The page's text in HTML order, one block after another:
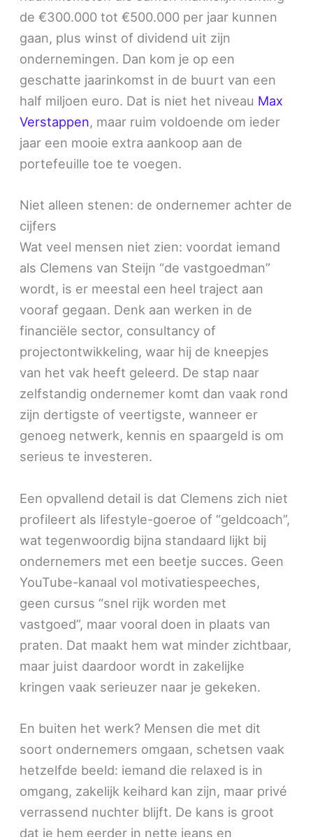
de €300.000 tot €500.000 per jaar kunnen
gaan, plus winst of dividend uit zijn
ondernemingen. Dan kom je op een
geschatte jaarinkomst in de buurt van een
half miljoen euro. Dat is niet het niveau Max
Verstappen, maar ruim voldoende om ieder
jaar een mooie extra aankoop aan de
portefeuille toe te voegen.
Niet alleen stenen: de ondernemer achter de
cijfers
Wat veel mensen niet zien: voordat iemand
als Clemens van Steijn “de vastgoedman”
wordt, is er meestal een heel traject aan
vooraf gegaan. Denk aan werken in de
financiële sector, consultancy of
projectontwikkeling, waar hij de kneepjes
van het vak heeft geleerd. De stap naar
zelfstandig ondernemer komt dan vaak rond
zijn dertigste of veertigste, wanneer er
genoeg netwerk, kennis en spaargeld is om
serieus te investeren.
Een opvallend detail is dat Clemens zich niet
profileert als lifestyle-goeroe of “geldcoach”,
wat tegenwoordig bijna standaard lijkt bij
ondernemers met een beetje succes. Geen
YouTube-kanaal vol motivatiespeeches,
geen cursus “snel rijk worden met
vastgoed”, maar vooral doen in plaats van
praten. Dat maakt hem wat minder zichtbaar,
maar juist daardoor wordt in zakelijke
kringen vaak serieuzer naar je gekeken.
En buiten het werk? Mensen die met dit
soort ondernemers omgaan, schetsen vaak
hetzelfde beeld: iemand die relaxed is in
omgang, zakelijk keihard kan zijn, maar privé
verrassend nuchter blijft. De kans is groot
dat je hem eerder in nette jeans en